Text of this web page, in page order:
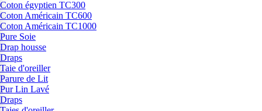
Coton égyptien TC300
Coton Américain TC600
Coton Américain TC1000
Pure Soie
Drap housse
Draps
Taie d'oreiller
Parure de Lit
Pur Lin Lavé
Draps